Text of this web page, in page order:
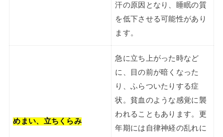
汗の原因となり、睡眠の質
を低下させる可能性があり
ます。
めまい、立ちくらみ
急に立ち上がった時など
に、目の前が暗くなった
り、ふらついたりする症
状。貧血のような感覚に襲
われることもあります。更
年期には自律神経の乱れに